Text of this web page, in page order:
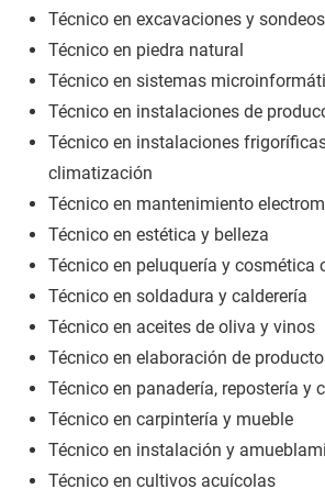
Técnico en excavaciones y sondeos
Técnico en piedra natural
Técnico en sistemas
Técnico en instalaciones de
Técnico en instalaciones
climatización
Técnico en mantenimiento
Técnico en estética y belleza
Técnico en peluquería y cosmética
Técnico en soldadura y calderería
Técnico en aceites de oliva y vinos
Técnico en elaboración de
Técnico en panadería, repostería y
Técnico en carpintería y mueble
Técnico en instalación y
Técnico en cultivos acuícolas